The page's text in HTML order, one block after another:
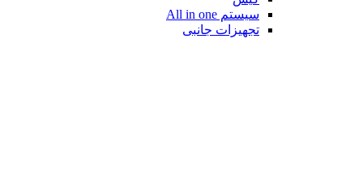
سیستم All in one
تجهیزات جانبی